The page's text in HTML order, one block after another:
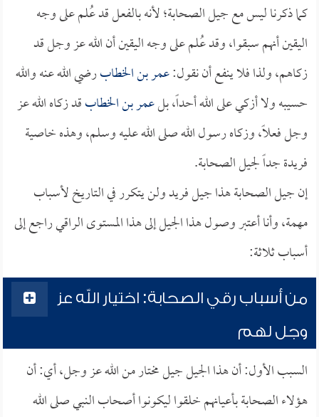
كما ذكرنا ليس مع جيل الصحابة؛ لأنه بالفعل قد عُلم على وجه
اليقين أنهم سبقوا، وقد عُلم على وجه اليقين أن الله عز وجل قد
زكاهم، ولذا فلا ينفع أن نقول:عمر بن الخطابرضي الله عنه والله
حسيبه ولا أزكي على الله أحداً، بلعمر بن الخطابقد زكاه الله عز
وجل فعلاً، وزكاه رسول الله صلى الله عليه وسلم، وهذه خاصية
فريدة جداً لجيل الصحابة.
إن جيل الصحابة هذا جيل فريد ولن يتكرر في التاريخ لأسباب
مهمة، وأنا أعتبر وصول هذا الجيل إلى هذا المستوى الراقي راجع إلى
أسباب ثلاثة:
من أسباب رقي الصحابة: اختيار الله عز
وجل لهم
السبب الأول: أن هذا الجيل جيل مختار من الله عز وجل، أي: أن
هؤلاء الصحابة بأعيانهم خلقوا ليكونوا أصحاب النبي صلى الله